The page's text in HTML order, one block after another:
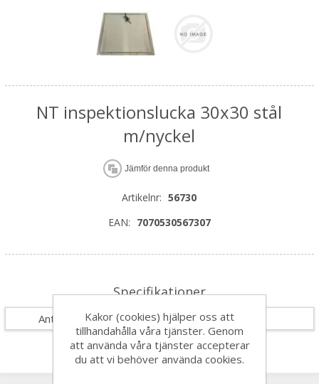
NT inspektionslucka 30x30 stål
m/nyckel
Jämför denna produkt
Artikelnr: 56730
EAN: 7070530567307
Specifikationer
Antal i förpackning 10
Kakor (cookies) hjälper oss att
tillhandahålla våra tjänster. Genom
att använda våra tjänster accepterar
du att vi behöver använda cookies.